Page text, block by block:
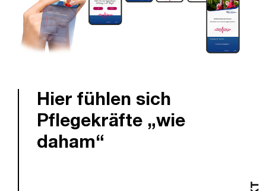
Hier fühlen sich
Pflegekräfte „wie
daham“